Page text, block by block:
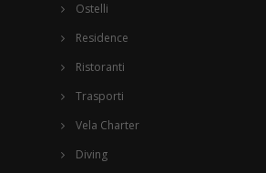
Ostelli
Residence
Ristoranti
Trasporti
Vela Charter
Diving